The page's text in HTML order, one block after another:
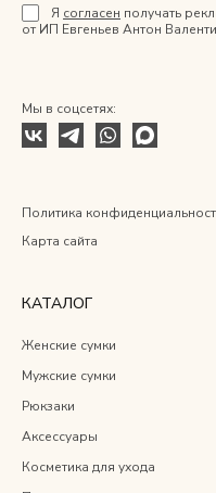
Я согласен получать
от ИП Евгеньев Антон
Мы в соцсетях:
Политика
Карта сайта
КАТАЛОГ
Женские сумки
Мужские сумки
Рюкзаки
Аксессуары
Косметика для ухода